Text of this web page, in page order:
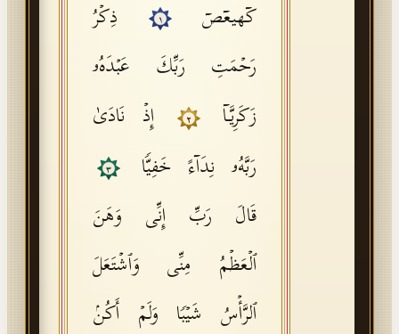
كۤهیعۤصۤ
١
ذِكۡرُ
رَحۡمَتِ رَبِّكَ عَبۡدَهُۥ
زَكَرِیَّاۤ
٢
إِذۡ نَادَىٰ
رَبَّهُۥ نِدَاۤءً خَفِیࣰّا
٣
قَالَ رَبِّ إِنِّی وَهَنَ
ٱلۡعَظۡمُ مِنِّی وَٱشۡتَعَلَ
ٱلرَّأۡسُ شَیۡبࣰا وَلَمۡ أَكُنۢ